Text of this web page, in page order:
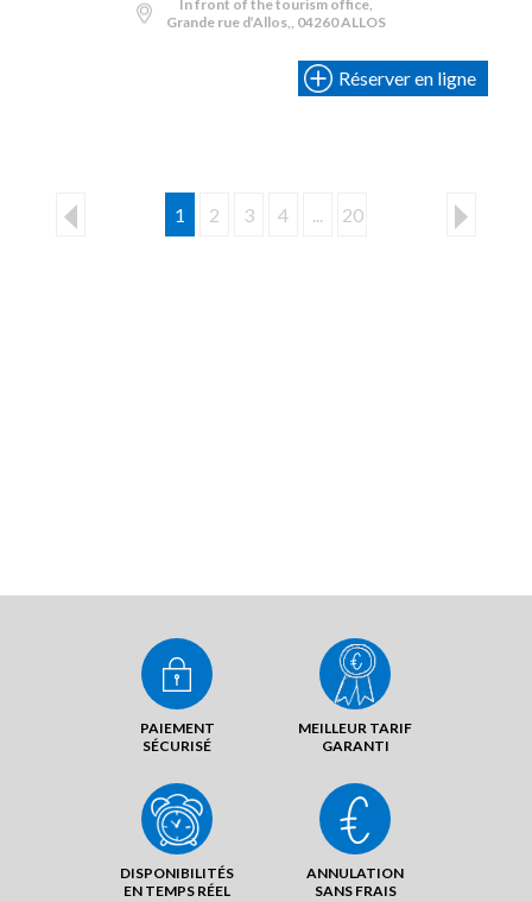
In front of the tourism office,
Grande rue d’Allos,, 04260 ALLOS
Réserver en ligne
1 2 3 4 ... 20
PAIEMENT
SÉCURISÉ
MEILLEUR TARIF
GARANTI
DISPONIBILITÉS
EN TEMPS RÉEL
ANNULATION
SANS FRAIS